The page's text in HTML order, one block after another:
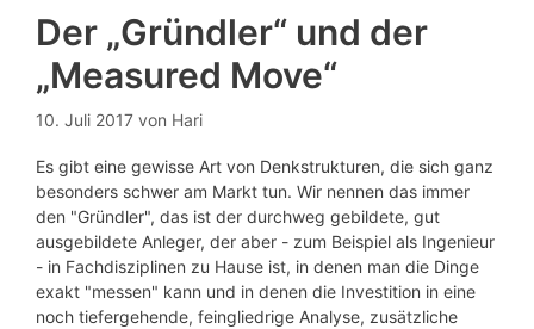
Der „Gründler“ und der
„Measured Move“
10. Juli 2017 von Hari
Es gibt eine gewisse Art von Denkstrukturen, die sich ganz
besonders schwer am Markt tun. Wir nennen das immer
den "Gründler", das ist der durchweg gebildete, gut
ausgebildete Anleger, der aber - zum Beispiel als Ingenieur
- in Fachdisziplinen zu Hause ist, in denen man die Dinge
exakt "messen" kann und in denen die Investition in eine
noch tiefergehende, feingliedrige Analyse, zusätzliche